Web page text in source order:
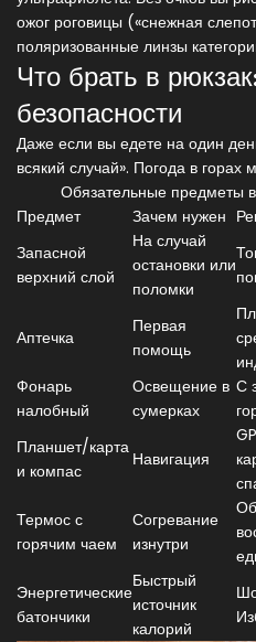
ожог роговицы («снежная
поляризованные линзы
Что брать в
безопасности
Даже если вы едете на один
всякий случай». Погода в горах
Обязательные предметы
Предмет
Зачем нужен
Запасной
верхний слой
На случай
остановки или
поломки
Аптечка
Первая
помощь
Фонарь
налобный
Освещение в
сумерках
С
Планшет/карта
и компас
Навигация
Термос с
горячим чаем
Согревание
изнутри
Энергетические
батончики
Быстрый
источник
калорий